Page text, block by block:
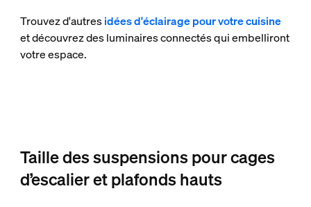
Trouvez d'autresidées d'éclairage pour votre cuisine
et découvrez des luminaires connectés qui embelliront
votre espace.
Taille des suspensions pour cages
d’escalier et plafonds hauts